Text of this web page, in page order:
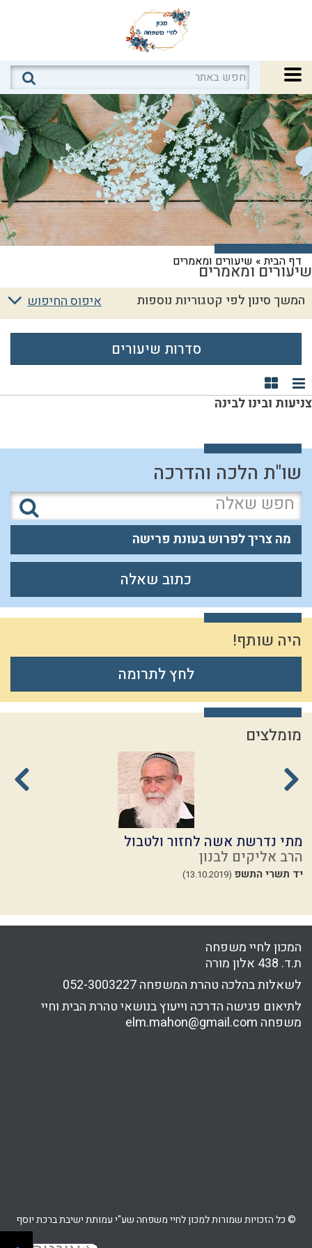
דף הבית» שיעורים ומאמרים
שיעורים ומאמרים
איפוס החיפוש המשך סינון לפי קטגוריות נוספות
סדרות שיעורים
תצוגת רשימה
תצוגת קוביות
צניעות ובינו לבינה
שו"ת הלכה והדרכה
מה צריך לפרוש בעונת פרישה
כתוב שאלה
היה שותף!
לחץ לתרומה
מומלצים
מתי נדרשת אשה לחזור ולטבול
הרב אליקים לבנון
יד תשרי התשפ (13.10.2019)
המכון לחיי משפחה
ת.ד. 438 אלון מורה
לשאלות בהלכה טהרת המשפחה052-3003227
לתיאום פגישה הדרכה וייעוץ בנושאי טהרת הבית וחיי
משפחה elm.mahon@gmail.com
© כל הזכויות שמורות למכון לחיי משפחה שע"י עמותת ישיבת ברכת יוסף